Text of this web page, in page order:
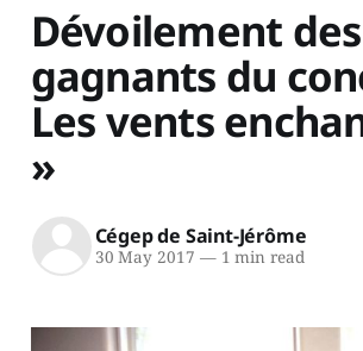
Dévoilement des
gagnants du
Les vents
»
Cégep de Saint-Jérôme
30 May 2017 —1 min read